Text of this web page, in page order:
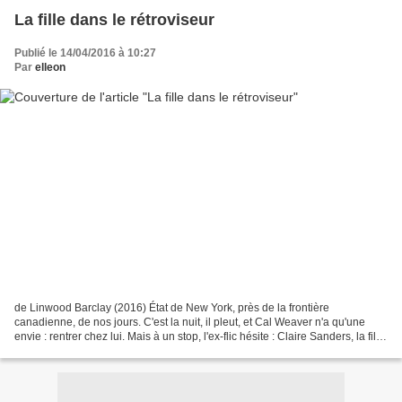
La fille dans le rétroviseur
Publié le 14/04/2016 à 10:27
Par elleon
de Linwood Barclay (2016) État de New York, près de la frontière
canadienne, de nos jours. C'est la nuit, il pleut, et Cal Weaver n'a qu'une
envie : rentrer chez lui. Mais à un stop, l'ex-flic hésite : Claire Sanders, la fille